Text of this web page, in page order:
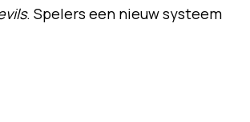
. Spelers een nieuw systeem